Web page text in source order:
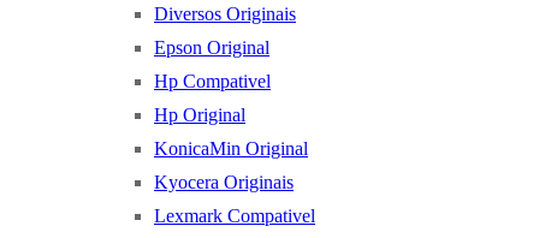
Diversos Originais
Epson Original
Hp Compativel
Hp Original
KonicaMin Original
Kyocera Originais
Lexmark Compativel